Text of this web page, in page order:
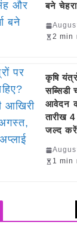
बने चेहरा
2 min
कृषि
सब्सिडी
आवेदन
तारीख
जल्द
1 min